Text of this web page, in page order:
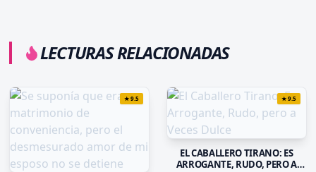
LECTURAS RELACIONADAS
★9.5 ★9.5
EL CABALLERO TIRANO: ES
ARROGANTE, RUDO, PERO A